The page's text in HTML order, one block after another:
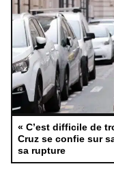
« C’est difficile de
Cruz se confie sur
sa rupture